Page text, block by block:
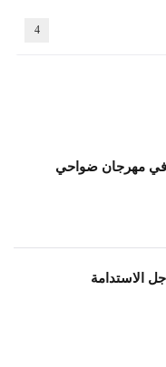
4
في مهرجان ضواحي
الاستدامة